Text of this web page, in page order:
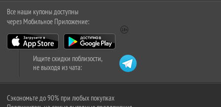
Все наши купоны доступны
через Мобильное Приложение:
Ищите скидки поблизости,
не выходя из чата:
Сэкономьте до 90% при любых покупках